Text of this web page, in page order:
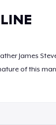
James
of this